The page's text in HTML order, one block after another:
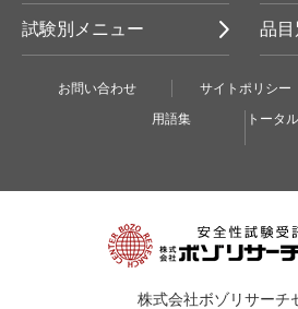
試験別メニュー 品目
お問い合わせ サイトポリシー
用語集
トータ
株式会社ボゾリサーチ